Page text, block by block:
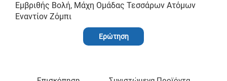
Εμβριθής Βολή, Μάχη Ομάδας Τεσσάρων Ατόμων
Εναντίον Ζόμπι
Ερώτηση